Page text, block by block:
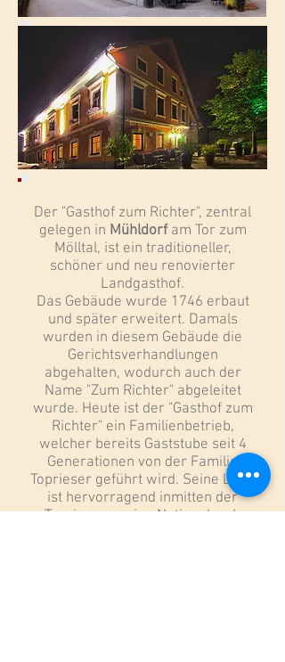
Der "Gasthof zum Richter", zentral
gelegen in Mühldorfam Tor zum
Mölltal, ist ein traditioneller,
schöner und neu renovierter
Landgasthof.
Das Gebäude wurde 1746 erbaut
und später erweitert. Damals
wurden in diesem Gebäude die
Gerichtsverhandlungen
abgehalten, wodurch auch der
Name "Zum Richter" abgeleitet
wurde. Heute ist der "Gasthof zum
Richter" ein Familienbetrieb,
welcher bereits Gaststube seit 4
Generationen von der Familie
Toprieser geführt wird. Seine Lage
ist hervorragend inmitten der
Tourismusregion Nationalpark